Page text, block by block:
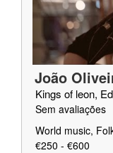
João
Kings of leon,
Sem avaliações
World music,
€250 - €600